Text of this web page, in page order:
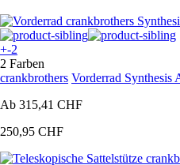
+-2
2 Farben
crankbrothers Vorderrad Synthesis
Ab 315,41 CHF
250,95 CHF